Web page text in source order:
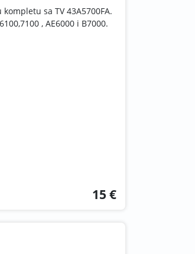
sa TV 43A5700FA.
, AE6000 i B7000.
15 €